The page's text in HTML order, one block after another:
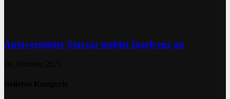
Autovermieter Starcar meldet Insolvenz an